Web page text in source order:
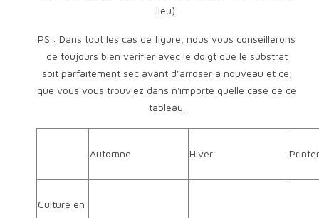
lieu).
PS : Dans tout les cas de figure, nous vous conseillerons
de toujours bien vérifier avec le doigt que le substrat
soit parfaitement sec avant d’arroser à nouveau et ce,
que vous vous trouviez dans n'importe quelle case de ce
tableau.
Automne Hiver
Culture en